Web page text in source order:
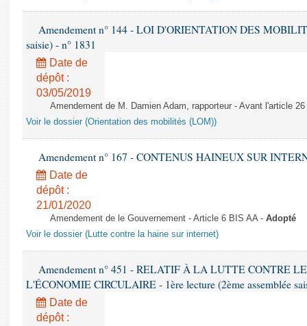
Amendement n° 144 - LOI D'ORIENTATION DES
saisie) - n° 1831
Date de
dépôt :
03/05/2019
Amendement de M. Damien Adam, rapporteur - Avant l'article
Voir le dossier (Orientation des mobilités (LOM))
Amendement n° 167 - CONTENUS HAINEUX SUR
Date de
dépôt :
21/01/2020
Amendement de le Gouvernement - Article 6 BIS AA - Adopté
Voir le dossier (Lutte contre la haine sur internet)
Amendement n° 451 - RELATIF À LA LUTTE CONTRE
L'ÉCONOMIE CIRCULAIRE - 1ère lecture (2ème assemblée
Date de
dépôt :